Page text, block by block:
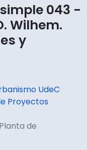
043 -
Wilhem.
y
UdeC
Proyectos
de